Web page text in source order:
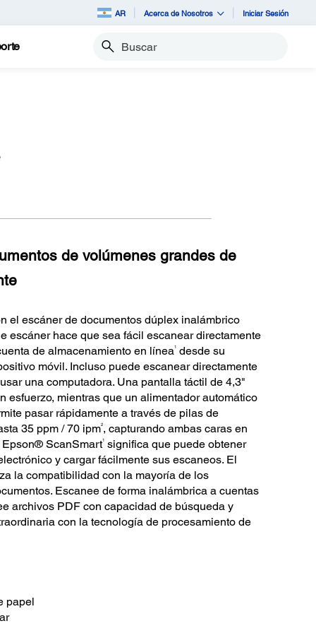
AR Acerca de Nosotros Iniciar Sesión
Buscar
de volúmenes grandes de
el escáner de documentos dúplex inalámbrico
escáner hace que sea fácil escanear directamente
de almacenamiento en línea1desde su
móvil. Incluso puede escanear directamente
una computadora. Una pantalla táctil de 4,3"
esfuerzo, mientras que un alimentador automático
pasar rápidamente a través de pilas de
35 ppm / 70 ipm2, capturando ambas caras en
ScanSmart1significa que puede obtener
y cargar fácilmente sus escaneos. El
la compatibilidad con la mayoría de los
Escanee de forma inalámbrica a cuentas
archivos PDF con capacidad de búsqueda y
con la tecnología de procesamiento de
papel